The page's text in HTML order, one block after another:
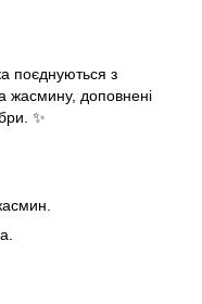
поєднуються з
жасмину, доповнені
✨